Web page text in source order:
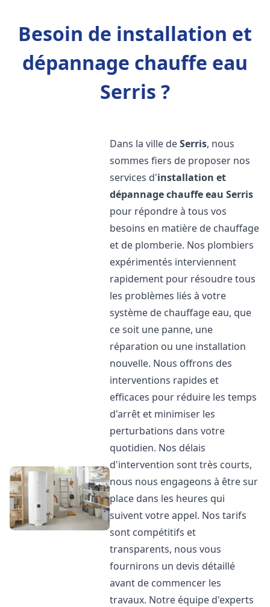
Besoin de installation et
dépannage chauffe eau
Serris ?
Dans la ville deSerris, nous
sommes fiers de proposer nos
services d'installation et
dépannage chauffe eau Serris
pour répondre à tous vos
besoins en matière de chauffage
et de plomberie. Nos plombiers
expérimentés interviennent
rapidement pour résoudre tous
les problèmes liés à votre
système de chauffage eau, que
ce soit une panne, une
réparation ou une installation
nouvelle. Nous offrons des
interventions rapides et
efficaces pour réduire les temps
d'arrêt et minimiser les
perturbations dans votre
quotidien. Nos délais
d'intervention sont très courts,
nous nous engageons à être sur
place dans les heures qui
suivent votre appel. Nos tarifs
sont compétitifs et
transparents, nous vous
fournirons un devis détaillé
avant de commencer les
travaux. Notre équipe d'experts